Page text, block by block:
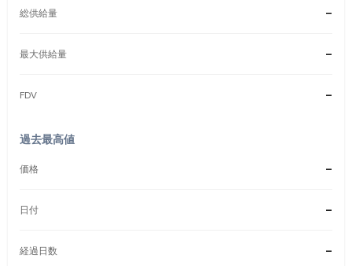
総供給量 -
最大供給量 -
FDV -
過去最高値
価格 -
日付 -
経過日数 -